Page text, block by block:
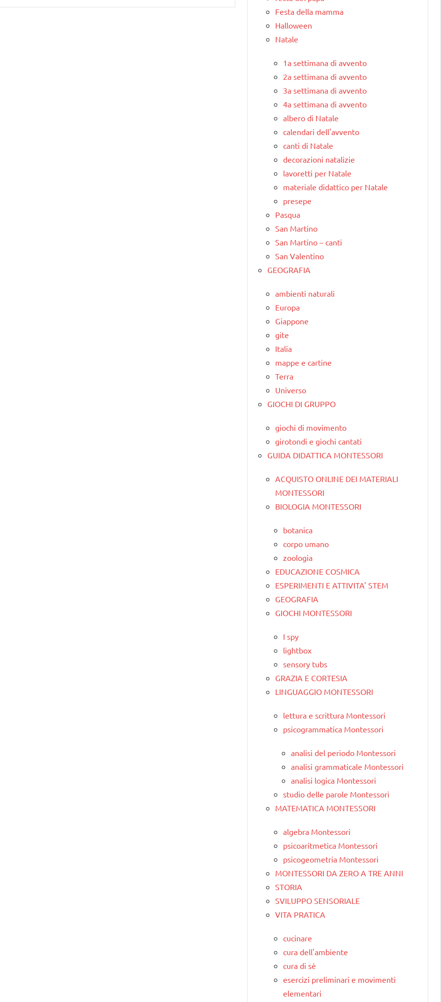
Festa della mamma
Halloween
Natale
1a settimana di avvento
2a settimana di avvento
3a settimana di avvento
4a settimana di avvento
albero di Natale
calendari dell'avvento
canti di Natale
decorazioni natalizie
lavoretti per Natale
materiale didattico per Natale
presepe
Pasqua
San Martino
San Martino – canti
San Valentino
GEOGRAFIA
ambienti naturali
Europa
Giappone
gite
Italia
mappe e cartine
Terra
Universo
GIOCHI DI GRUPPO
giochi di movimento
girotondi e giochi cantati
GUIDA DIDATTICA MONTESSORI
ACQUISTO ONLINE DEI MATERIALI
MONTESSORI
BIOLOGIA MONTESSORI
botanica
corpo umano
zoologia
EDUCAZIONE COSMICA
ESPERIMENTI E ATTIVITA' STEM
GEOGRAFIA
GIOCHI MONTESSORI
I spy
lightbox
sensory tubs
GRAZIA E CORTESIA
LINGUAGGIO MONTESSORI
lettura e scrittura Montessori
psicogrammatica Montessori
analisi del periodo Montessori
analisi grammaticale Montessori
analisi logica Montessori
studio delle parole Montessori
MATEMATICA MONTESSORI
algebra Montessori
psicoaritmetica Montessori
psicogeometria Montessori
MONTESSORI DA ZERO A TRE ANNI
STORIA
SVILUPPO SENSORIALE
VITA PRATICA
cucinare
cura dell'ambiente
cura di sè
esercizi preliminari e movimenti
elementari